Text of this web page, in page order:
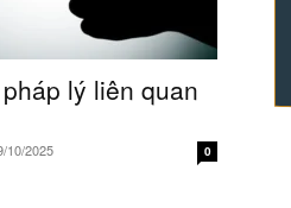
lý liên quan
10/2025 0